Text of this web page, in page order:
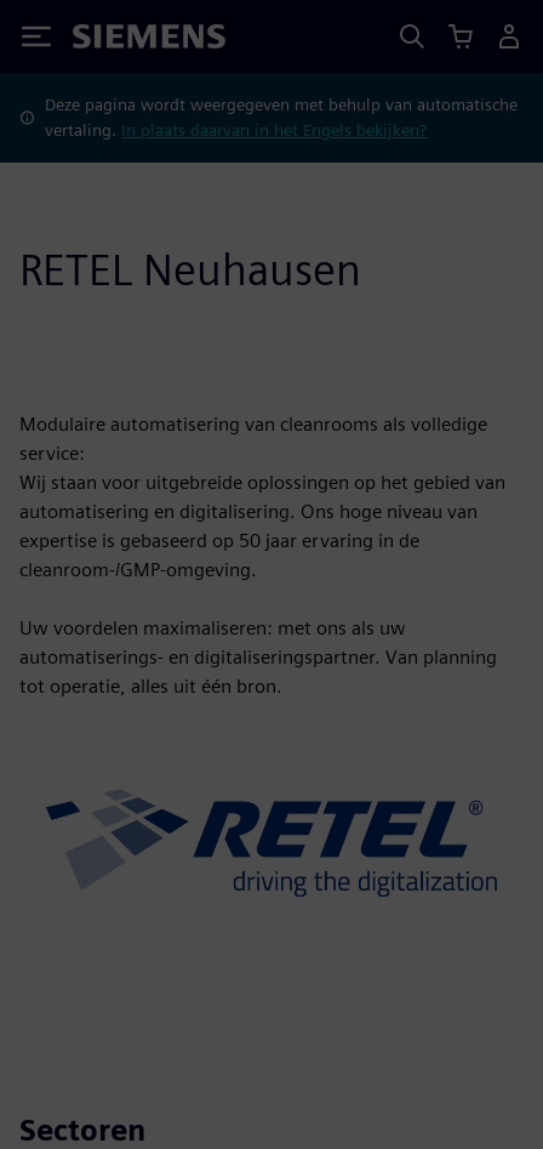
Siemens
Deze pagina wordt weergegeven met behulp van automatische
vertaling. In plaats daarvan in het Engels bekijken?
RETEL Neuhausen
Modulaire automatisering van cleanrooms als volledige
service:
Wij staan voor uitgebreide oplossingen op het gebied van
automatisering en digitalisering. Ons hoge niveau van
expertise is gebaseerd op 50 jaar ervaring in de
cleanroom-/GMP-omgeving.
Uw voordelen maximaliseren: met ons als uw
automatiserings- en digitaliseringspartner. Van planning
tot operatie, alles uit één bron.
Sectoren